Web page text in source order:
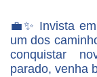
💼✨ Invista
um dos
conquistar
parado, venha